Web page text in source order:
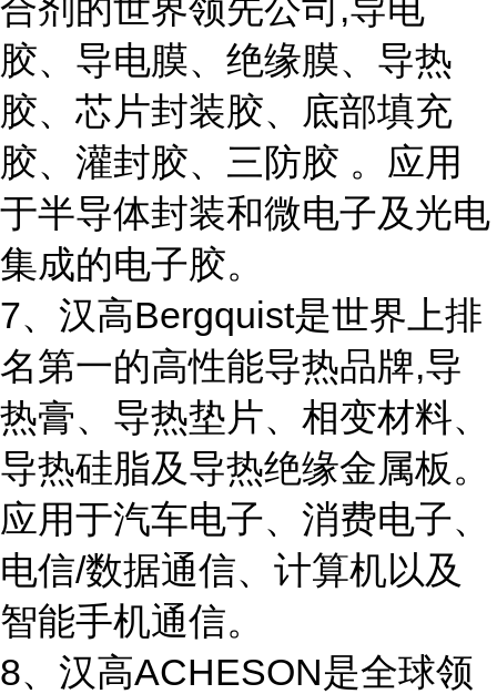
合剂的世界领先公司,导电
胶、导电膜、绝缘膜、导热
胶、芯片封装胶、底部填充
胶、灌封胶、三防胶 。应用
于半导体封装和微电子及光电
集成的电子胶。
7、汉高Bergquist是世界上排
名第一的高性能导热品牌,导
热膏、导热垫片、相变材料、
导热硅脂及导热绝缘金属板。
应用于汽车电子、消费电子、
电信/数据通信、计算机以及
智能手机通信。
8、汉高ACHESON是全球领